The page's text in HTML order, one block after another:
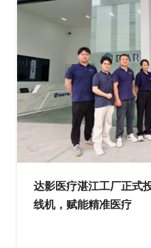
达影医疗湛江工厂正式
线机，赋能精准医疗